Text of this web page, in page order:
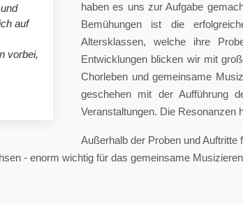
auf
vorbei,
haben es uns zur Aufgabe
Bemühungen ist die
Altersklassen, welche ihre
Entwicklungen blicken wir mit
Chorleben und gemeinsame
geschehen mit der Aufführung
Veranstaltungen. Die Resonanzen
Außerhalb der Proben und
- enorm wichtig für das gemeinsame